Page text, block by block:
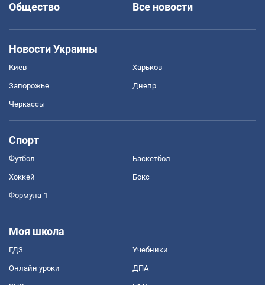
Общество
Все новости
Новости Украины
Киев Харьков
Запорожье Днепр
Черкассы
Спорт
Футбол Баскетбол
Хоккей Бокс
Формула-1
Моя школа
ГДЗ Учебники
Онлайн уроки ДПА